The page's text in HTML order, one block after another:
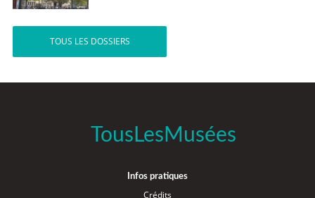
TOUS LES DOSSIERS
TousLesMusées
Infos pratiques
Crédits